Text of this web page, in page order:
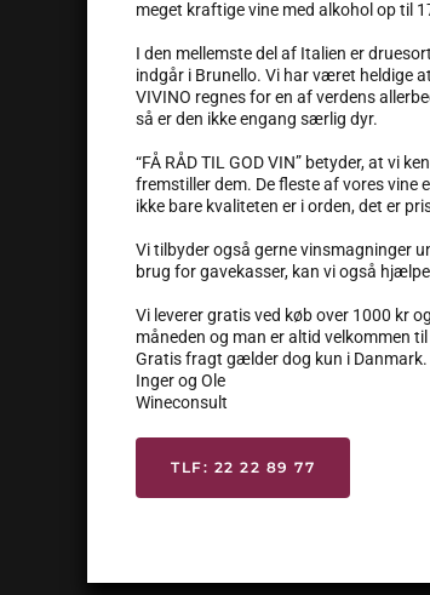
meget kraftige vine med alkohol op til
I den mellemste del af Italien er
indgår i Brunello. Vi har været heldige
VIVINO regnes for en af verdens
så er den ikke engang særlig dyr.
“FÅ RÅD TIL GOD VIN” betyder, at vi
fremstiller dem. De fleste af vores vine
ikke bare kvaliteten er i orden, det er
Vi tilbyder også gerne vinsmagninger
brug for gavekasser, kan vi også
Vi leverer gratis ved køb over 1000 kr
måneden og man er altid velkommen
Gratis fragt gælder dog kun i Danmark.
Inger og Ole
Wineconsult
TLF: 22 22 89 77